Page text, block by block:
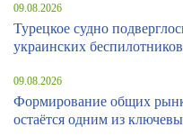
09.08.2026
Турецкое судно
украинских беспилотников
09.08.2026
Формирование общих
остаётся одним из